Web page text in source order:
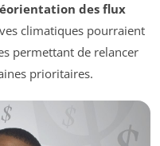
des flux
climatiques pourraient
permettant de relancer
prioritaires.